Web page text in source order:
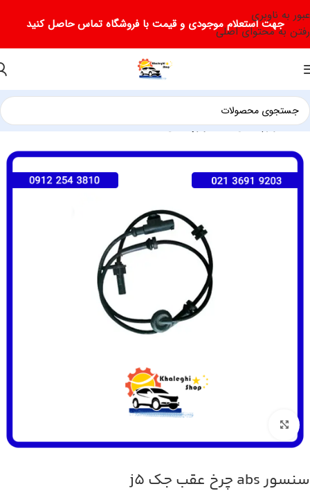
عبور به ناوبری
رفتن به محتوای اصلی
جهت استعلام موجودی و قیمت با فروشگاه تماس حاصل کنید
خانه لوازم یدکی جک لوازم یدکی جک J5
سنسور abs چرخ عقب جک j5